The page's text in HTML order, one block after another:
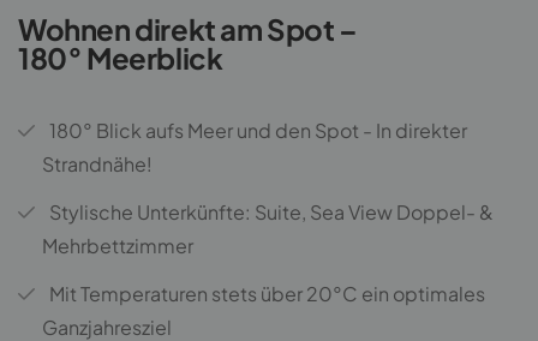
Wohnen direkt am Spot –
180° Meerblick
180° Blick aufs Meer und den Spot - In direkter
Strandnähe!
Stylische Unterkünfte: Suite, Sea View Doppel- &
Mehrbettzimmer
Mit Temperaturen stets über 20°C ein optimales
Ganzjahresziel